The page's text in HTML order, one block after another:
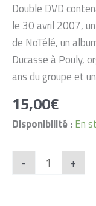
Double DVD
le 30 avril 2007,
de NoTélé, un
Ducasse à Pouly,
ans du groupe et
15,00€
Disponibilité :En
-
quantité
de
+